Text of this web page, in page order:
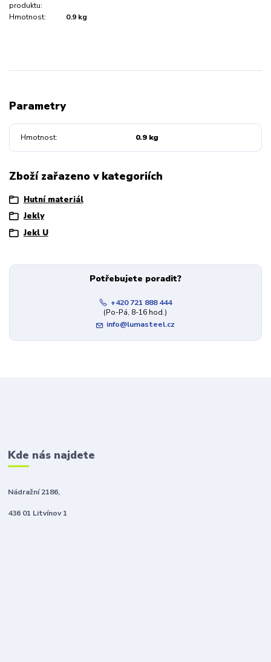
produktu:
Hmotnost: 0.9 kg
Parametry
Hmotnost 0.9 kg
Zboží zařazeno v kategoriích
Hutní materiál
Jekly
Jekl U
Potřebujete poradit?
+420 721 888 444
(Po-Pá, 8-16 hod.)
info@lumasteel.cz
Kde nás najdete
Nádražní 2186,
436 01 Litvínov 1